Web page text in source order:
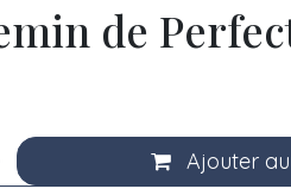
de
Ajouter